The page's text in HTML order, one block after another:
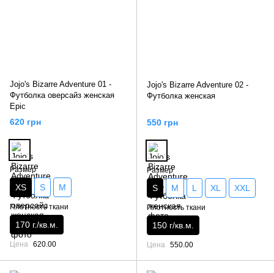
Jojo's Bizarre Adventure 01 -
Футболка оверсайз женская
Epic
620 грн
Размер
XS S M
Плотность ткани
170 г./кв.м.
Цена 620.00
Jojo's Bizarre Adventure 02 -
Футболка женская
550 грн
Размер
S M L XL XXL
Плотность ткани
150 г/кв.м.
Цена 550.00